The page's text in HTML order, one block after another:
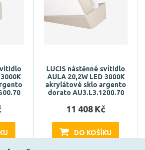
LUCIS nástěnné svítidlo
AULA 20,2W LED 3000K
akrylátové sklo argento
dorato AU3.L3.1200.70
11 408 Kč
DO KOŠÍKU